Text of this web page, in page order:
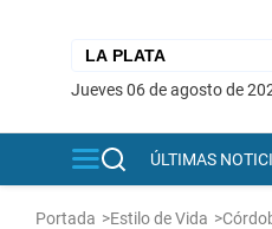
jueves 06 de agosto de
ÚLTIMAS
Portada >Estilo de Vida >